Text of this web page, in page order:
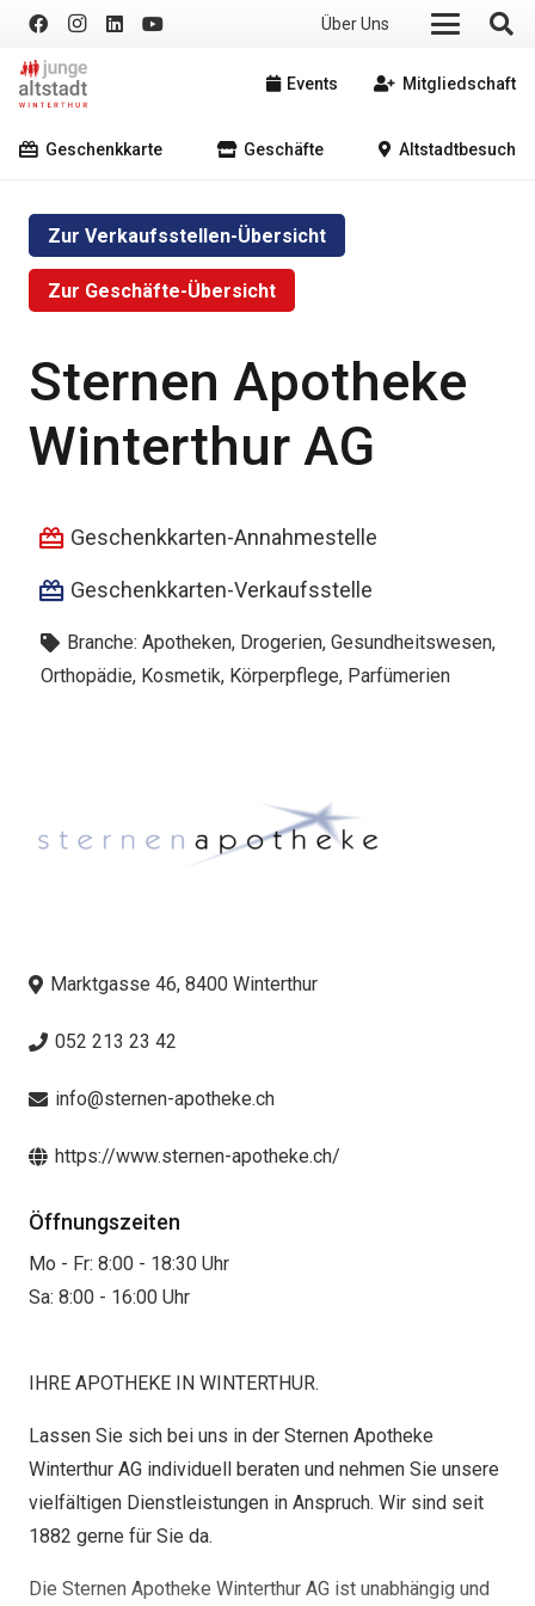
Über Uns
Events Mitgliedschaft
Geschenkkarte Geschäfte Altstadtbesuch
Zur Verkaufsstellen-Übersicht
Zur Geschäfte-Übersicht
Sternen Apotheke
Winterthur AG
Geschenkkarten-Annahmestelle
Geschenkkarten-Verkaufsstelle
Branche: Apotheken, Drogerien, Gesundheitswesen,
Orthopädie, Kosmetik, Körperpflege, Parfümerien
Marktgasse 46, 8400 Winterthur
052 213 23 42
info@sternen-apotheke.ch
https://www.sternen-apotheke.ch/
Öffnungszeiten
Mo - Fr: 8:00 - 18:30 Uhr
Sa: 8:00 - 16:00 Uhr
IHRE APOTHEKE IN WINTERTHUR.
Lassen Sie sich bei uns in der Sternen Apotheke
Winterthur AG individuell beraten und nehmen Sie unsere
vielfältigen Dienstleistungen in Anspruch. Wir sind seit
1882 gerne für Sie da.
Die Sternen Apotheke Winterthur AG ist unabhängig und